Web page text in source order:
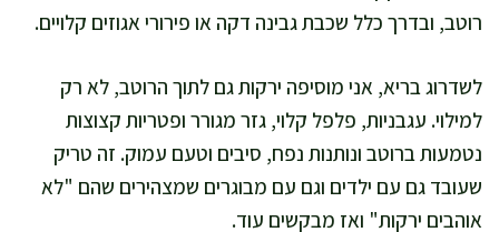
רוטב, ובדרך כלל שכבת גבינה דקה או פירורי אגוזים קלויים.
לשדרוג בריא, אני מוסיפה ירקות גם לתוך הרוטב, לא רק
למילוי. עגבניות, פלפל קלוי, גזר מגורר ופטריות קצוצות
נטמעות ברוטב ונותנות נפח, סיבים וטעם עמוק. זה טריק
שעובד גם עם ילדים וגם עם מבוגרים שמצהירים שהם "לא
אוהבים ירקות" ואז מבקשים עוד.